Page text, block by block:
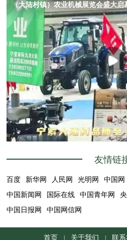
友情链
百度 新华网 人民网 光明网 中国网
中国新闻网
国际在线 中国青年网
中国日报网
中国网信网
首页 关于我们 联